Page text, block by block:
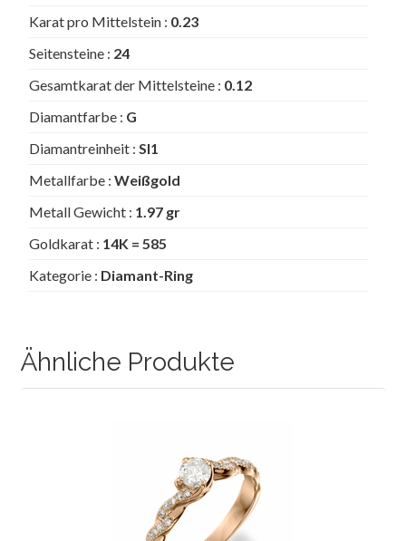
Karat pro Mittelstein : 0.23
Seitensteine : 24
Gesamtkarat der Mittelsteine : 0.12
Diamantfarbe : G
Diamantreinheit :SI1
Metallfarbe :Weißgold
Metall Gewicht : 1.97 gr
Goldkarat : 14K = 585
Kategorie : Diamant-Ring
Ähnliche Produkte